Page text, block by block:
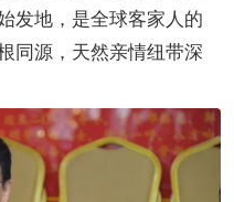
发地，是全球客家人的
同源，天然亲情纽带深